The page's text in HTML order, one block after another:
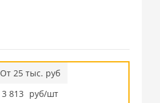
От 25 тыс. руб
3 813 руб/шт